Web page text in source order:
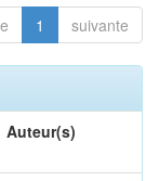
1 suivante
Auteur(s)